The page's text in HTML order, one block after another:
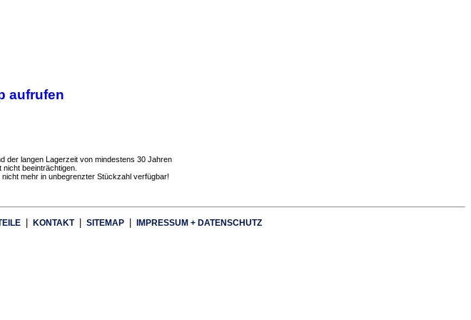
aufrufen
der langen Lagerzeit von mindestens 30 Jahren
beeinträchtigen.
mehr in unbegrenzter Stückzahl verfügbar!
KONTAKT SITEMAP IMPRESSUM + DATENSCHUTZ